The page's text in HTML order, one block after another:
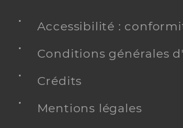
Accessibilité :
Conditions générales
Crédits
Mentions légales